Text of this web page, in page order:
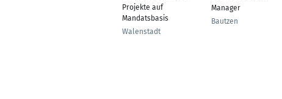
Projekte auf
Mandatsbasis
Walenstadt
Manager
Bautzen